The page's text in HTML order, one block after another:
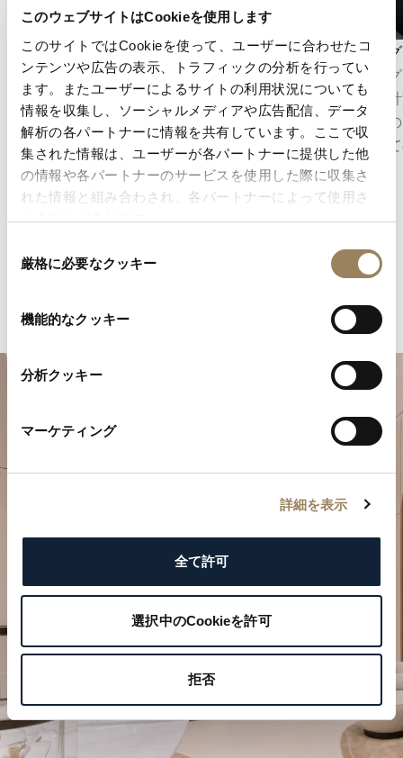
このウェブサイトはCookieを使用します
このサイトではCookieを使って、ユーザーに合わせたコ
ンテンツや広告の表示、トラフィックの分析を行ってい
ます。またユーザーによるサイトの利用状況についても
情報を収集し、ソーシャルメディアや広告配信、データ
解析の各パートナーに情報を共有しています。ここで収
集された情報は、ユーザーが各パートナーに提供した他
の情報や各パートナーのサービスを使用した際に収集さ
れた情報と組み合わされ、各パートナーによって使用さ
れることがあります。
厳格に必要なクッキー
機能的なクッキー
分析クッキー
マーケティング
詳細を表示
全て許可
選択中のCookieを許可
拒否
秒表示
秒表示は、時の流れを正確に把握することを可
能にします。ムーブメントの構造に応じて、セ
ンターセコンドとして表示される場合もあれ
ば、文字盤のデザインに組み込まれたオフセン
ターのスモールセコンドとして表示される場合
もあります。
クロノ
クロノ
精密に
は、そ
械とし
特別なひとときを計画する
ご来店を予約する